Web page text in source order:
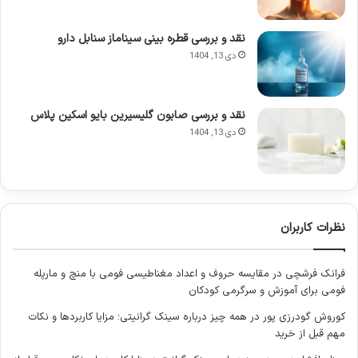
شستشوی کالاندولا بایو اسکین پلاس، فراتر از یک شوینده صرف
است؛ این محصول با خاصیت پاک کنندگی ملایم، تسکین دهندگی
التهابات و تأمین رطوبت مورد نیاز پوست، به عنوان یک راهکار جامع
در مراقبت از پوست حساس کودک عمل می کند.
تفاوت های کلیدی: چرا پوست کودک
نیازمند مراقبت تخصصی است؟
پوست نوزادان و کودکان از بدو تولد تا حدود ۷ سالگی، ویژگی های
منحصربه فردی دارد که آن را به طور قابل توجهی از پوست
بزرگسالان متمایز می کند. درک این تفاوت ها برای انتخاب
محصولات مراقبتی مناسب، ضروری است.
ساختار و عملکرد پوست کودک
پوست کودک نازک تر است؛ به این معنا که اپیدرم (لایه بیرونی
پوست) و درم (لایه میانی) هر دو نازک تر از پوست بزرگسالان
نقد و بررسی قطره بینی سیناماز سنابل دارو
دی 13, 1404
نقد و بررسی صابون گلیسیرین بایو اسکین پلاس
دی 13, 1404
نظرات کاربران
فرانک فرشچی در مقایسه حروف و اعداد مغناطیسی فومی با منچ و مارپله
فومی برای آموزش و سرگرمی کودکان
کوروش گودرزی پور در همه چیز درباره سینک گرانیتی؛ مزایا کاربردها و نکات
مهم قبل از خرید